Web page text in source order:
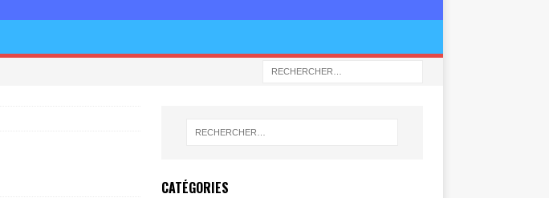
CATÉGORIES